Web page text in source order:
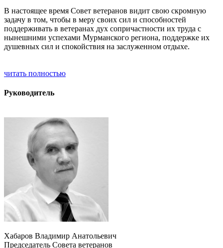
В настоящее время Совет ветеранов видит свою скромную
задачу в том, чтобы в меру своих сил и способностей
поддерживать в ветеранах дух сопричастности их труда с
нынешними успехами Мурманского региона, поддержке их
душевных сил и спокойствия на заслуженном отдыхе.
читать полностью
Руководитель
Хабаров Владимир Анатольевич
Председатель Совета ветеранов